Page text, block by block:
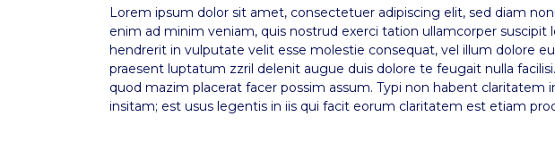
Lorem ipsum dolor sit amet, consectetuer adipiscing elit, sed diam
enim ad minim veniam, quis nostrud exerci tation ullamcorper
hendrerit in vulputate velit esse molestie consequat, vel illum dolore
praesent luptatum zzril delenit augue duis dolore te feugait nulla
quod mazim placerat facer possim assum. Typi non habent
insitam; est usus legentis in iis qui facit eorum claritatem est etiam